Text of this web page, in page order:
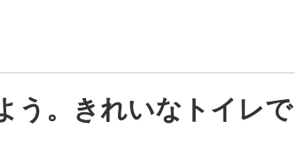
う。きれいなトイレで